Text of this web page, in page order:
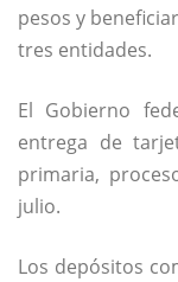
pesos y
tres entidades.
El Gobierno
entrega de
primaria,
julio.
Los depósitos